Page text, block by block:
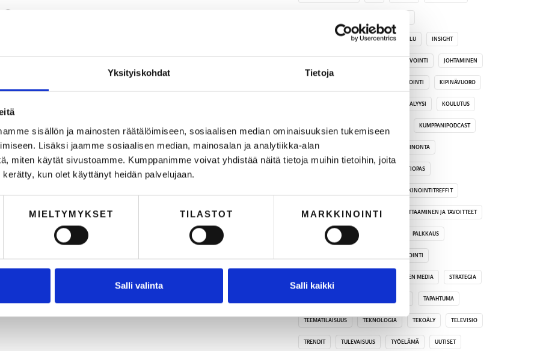
Yksityiskohdat Tietoja
sisällön ja mainosten räätälöimiseen, sosiaalisen median ominaisuuksien tukemiseen
Lisäksi jaamme sosiaalisen median, mainosalan ja analytiikka-alan
miten käytät sivustoamme. Kumppanimme voivat yhdistää näitä tietoja muihin tietoihin, joita
kun olet käyttänyt heidän palvelujaan.
MIELTYMYKSET TILASTOT MARKKINOINTI
Salli valinta Salli kaikki
MK x Fortum: sparripiiri
ympäristövastuullisuudesta markkinoinnin
ammattilaisille
Hae nyt mukaan ympäristövastuullisuuden sparri-piiriin yhdessä
MarkkinointiKollektiivin ja Fortumin kanssa.
MarkkinointiKollektiivi 19.10.2020 3 min lukuaika
MRxWörks: Näin niitä mielikuvia luodaan 8:
Mikä on markkinoinnin tulevaisuus?
Mikä on markkinoinnin tulevaisuus? Kristallipallot esiin: sarjan viimeisessä
HAKUKONEOPTIMOINTI HINNOITTELU INSIGHT
JAKSAMINEN JA HYVINVOINTI JOHTAMINEN
KASVUMARKKINOINTI KIPINÄVUORO
KOHDERYHMÄANALYYSI KOULUTUS
KUMPPANIPODCAST
LAINSÄÄDÄNTÖ MAINONTA
MARKKINOINTIOPAS
MARKKINOINTITREFFIT
MEDIA MIKÄ ON TÄRKEÄÄ? MITTAAMINEN JA TAVOITTEET
MYYNTI PALKKAUS
REKRYTOINTI
SOSIAALINEN MEDIA STRATEGIA
TAPAHTUMA
TEEMATILAISUUS TEKNOLOGIA TEKOÄLY TELEVISIO
TRENDIT TULEVAISUUS TYÖELÄMÄ UUTISET